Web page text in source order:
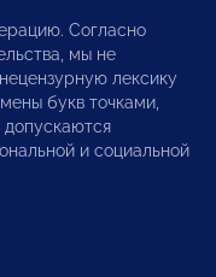
Согласно
мы не
лексику
букв точками,
и социальной